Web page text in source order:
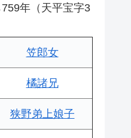
年（天平宝字3
笠郎女
橘諸兄
狭野弟上娘子